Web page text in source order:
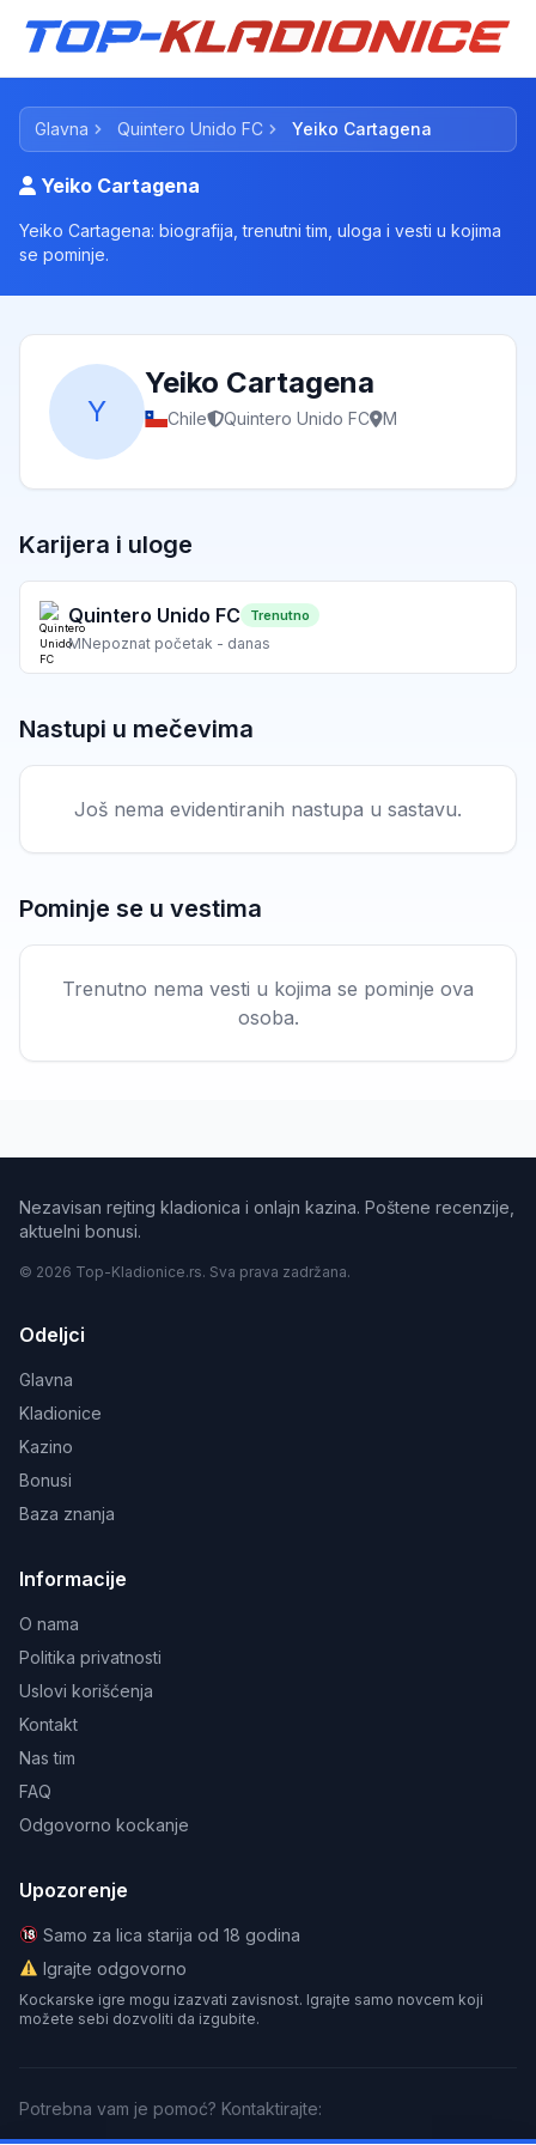
Glavna Quintero Unido FC Yeiko Cartagena
Yeiko Cartagena
Yeiko Cartagena: biografija, trenutni tim, uloga i vesti u kojima
se pominje.
Y
Yeiko Cartagena
Chile Quintero Unido FC M
Karijera i uloge
Quintero Unido FC Trenutno
MNepoznat početak - danas
Nastupi u mečevima
Još nema evidentiranih nastupa u sastavu.
Pominje se u vestima
Trenutno nema vesti u kojima se pominje ova
osoba.
Nezavisan rejting kladionica i onlajn kazina. Poštene recenzije,
aktuelni bonusi.
© 2026 Top-Kladionice.rs. Sva prava zadržana.
Odeljci
Glavna
Kladionice
Kazino
Bonusi
Baza znanja
Informacije
O nama
Politika privatnosti
Uslovi korišćenja
Kontakt
Nas tim
FAQ
Odgovorno kockanje
Upozorenje
Samo za lica starija od 18 godina
Igrajte odgovorno
Kockarske igre mogu izazvati zavisnost. Igrajte samo novcem koji
možete sebi dozvoliti da izgubite.
Potrebna vam je pomoć? Kontaktirajte: